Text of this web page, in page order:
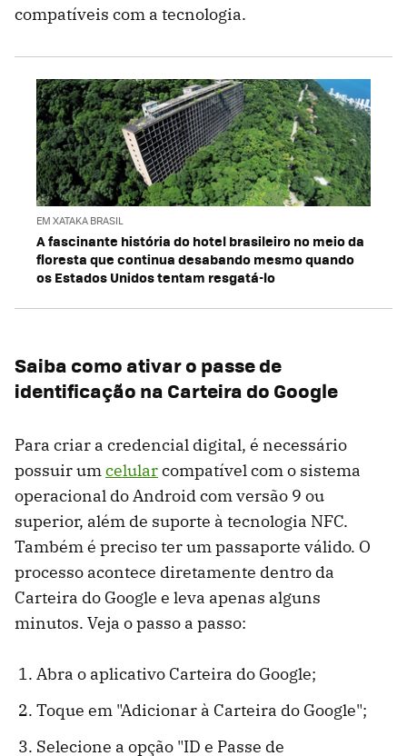
compatíveis com a tecnologia.
EM XATAKA BRASIL
A fascinante história do hotel brasileiro no meio da
floresta que continua desabando mesmo quando
os Estados Unidos tentam resgatá-lo
Saiba como ativar o passe de
identificação na Carteira do Google
Para criar a credencial digital, é necessário
possuir umcelularcompatível com o sistema
operacional do Android com versão 9 ou
superior, além de suporte à tecnologia NFC.
Também é preciso ter um passaporte válido. O
processo acontece diretamente dentro da
Carteira do Google e leva apenas alguns
minutos. Veja o passo a passo:
Abra o aplicativo Carteira do Google;
Toque em "Adicionar à Carteira do Google";
Selecione a opção "ID e Passe de